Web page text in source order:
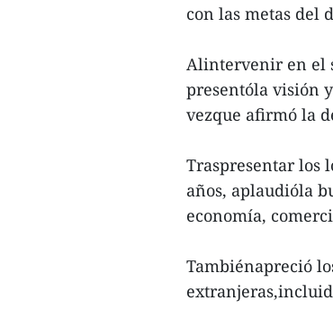
con las metas del
Alintervenir en el
presentóla visión
vezque afirmó la
Traspresentar los
años, aplaudióla
economía,
Tambiénapreció